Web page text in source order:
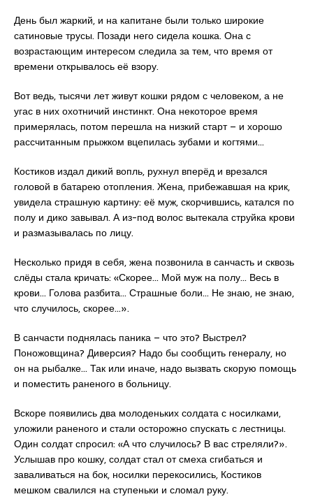
День был жаркий, и на капитане были только широкие
сатиновые трусы. Позади него сидела кошка. Она с
возрастающим интересом следила за тем, что время от
времени открывалось её взору.
Вот ведь, тысячи лет живут кошки рядом с человеком, а не
угас в них охотничий инстинкт. Она некоторое время
примерялась, потом перешла на низкий старт – и хорошо
рассчитанным прыжком вцепилась зубами и когтями…
Костиков издал дикий вопль, рухнул вперёд и врезался
головой в батарею отопления. Жена, прибежавшая на крик,
увидела страшную картину: её муж, скорчившись, катался по
полу и дико завывал. А из-под волос вытекала струйка крови
и размазывалась по лицу.
Несколько придя в себя, жена позвонила в санчасть и сквозь
слёды стала кричать: «Скорее… Мой муж на полу… Весь в
крови… Голова разбита… Страшные боли… Не знаю, не знаю,
что случилось, скорее…».
В санчасти поднялась паника – что это? Выстрел?
Поножовщина? Диверсия? Надо бы сообщить генералу, но
он на рыбалке… Так или иначе, надо вызвать скорую помощь
и поместить раненого в больницу.
Вскоре появились два молоденьких солдата с носилками,
уложили раненого и стали осторожно спускать с лестницы.
Один солдат спросил: «А что случилось? В вас стреляли?».
Услышав про кошку, солдат стал от смеха сгибаться и
заваливаться на бок, носилки перекосились, Костиков
мешком свалился на ступеньки и сломал руку.